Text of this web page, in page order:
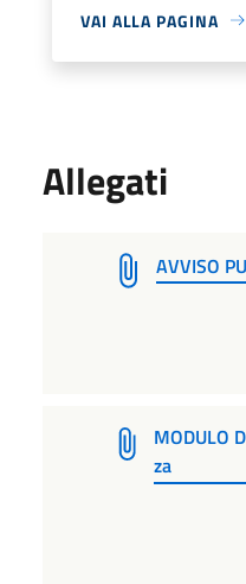
VAI ALLA PAGINA
Allegati
AVVISO
MODULO
za